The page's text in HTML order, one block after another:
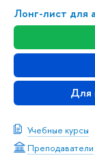
Лонг-лист для
Для
Учебные курсы
Преподаватели